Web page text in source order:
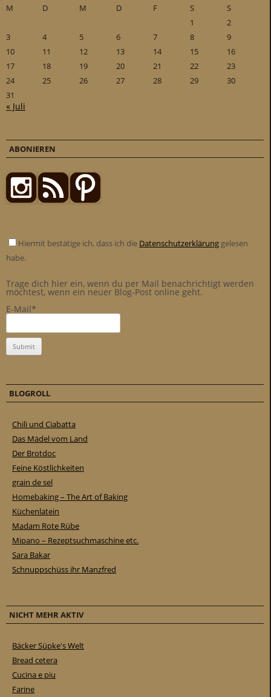
M
D M D F S
S
1
2
3
4 5 6 7 8
9
10
11 12 13 14 15
16
17
18 19 20 21 22
23
24
25 26 27 28 29
30
31
« Juli
ABONIEREN
Hiermit bestätige ich, dass ich die Datenschutzerklärung gelesen
habe.
Trage dich hier ein, wenn du per Mail benachrichtigt werden
möchtest, wenn ein neuer Blog-Post online geht.
E-Mail*
BLOGROLL
Chili und Ciabatta
Das Mädel vom Land
Der Brotdoc
Feine Köstlichkeiten
grain de sel
Homebaking – The Art of Baking
Küchenlatein
Madam Rote Rübe
Mipano – Rezeptsuchmaschine etc.
Sara Bakar
Schnuppschüss ihr Manzfred
NICHT MEHR AKTIV
Bäcker Süpke's Welt
Bread cetera
Cucina e piu
Farine